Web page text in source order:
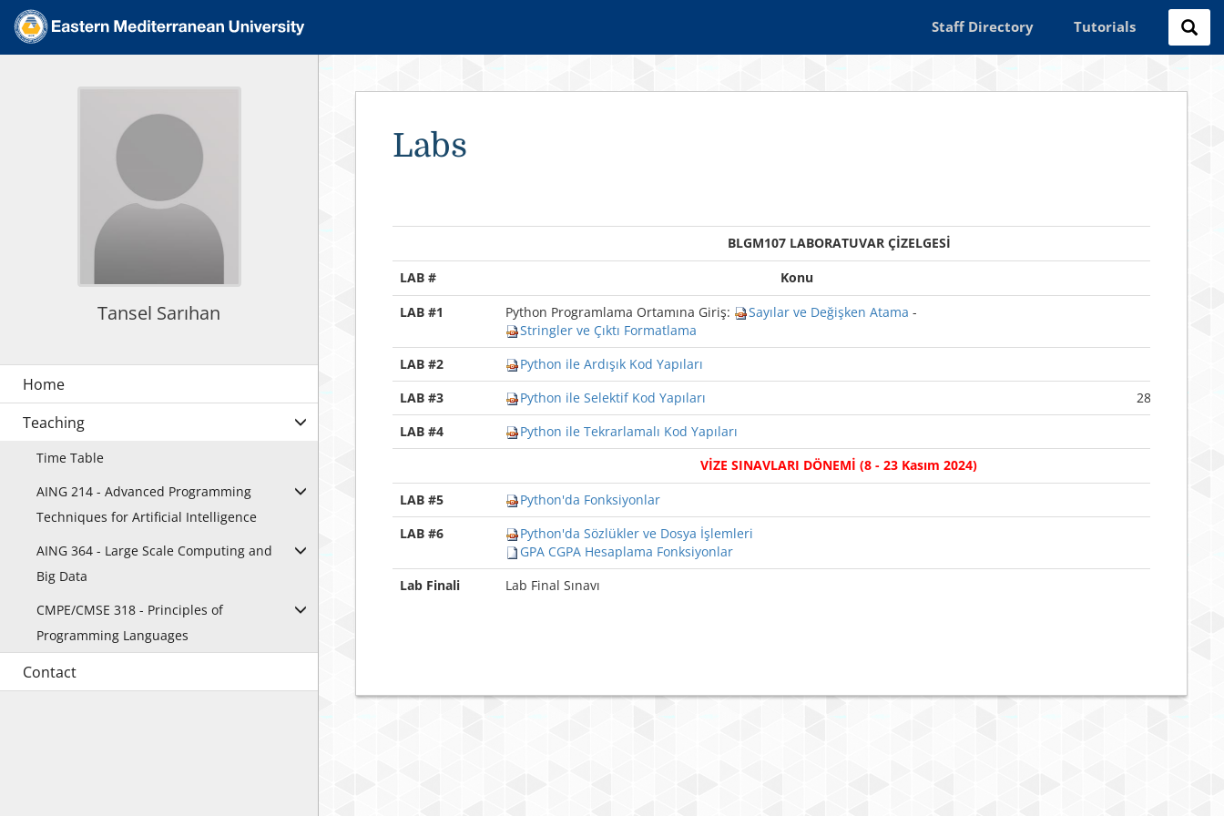
Staff Directory Tutorials
Labs
BLGM107 LABORATUVAR ÇİZELGESİ
LAB #
Konu
LAB #1
Python Programlama Ortamına Giriş: Sayılar ve Değişken Atama -
Stringler ve Çıktı Formatlama
LAB #2 Python ile Ardışık Kod Yapıları
LAB #3
Python ile Selektif Kod Yapıları
28 Ekim - 1
LAB #4
Python ile Tekrarlamalı Kod Yapıları
VİZE SINAVLARI DÖNEMİ (8 - 23 Kasım 2024)
LAB #5
Python'da Fonksiyonlar
LAB #6
Python'da Sözlükler ve Dosya İşlemleri
GPA CGPA Hesaplama Fonksiyonlar
Lab Finali
Lab Final Sınavı
Tansel Sarıhan
Teaching
Time Table
AING 214 - Advanced Programming
Techniques for Artificial Intelligence
AING 364 - Large Scale Computing and
Big Data
CMPE/CMSE 318 - Principles of
Programming Languages
Contact